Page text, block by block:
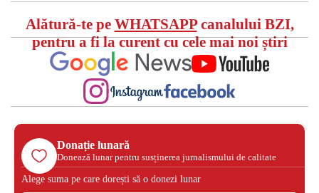
Alătură-te pe WHATSAPPcanalului BZI,
pentru a fi la curent cu cele mai noi știri
Donație lunară
Donează lunar pentru susținerea jurnalismului de calitate
Alege suma pe care dorești să o donezi lunar